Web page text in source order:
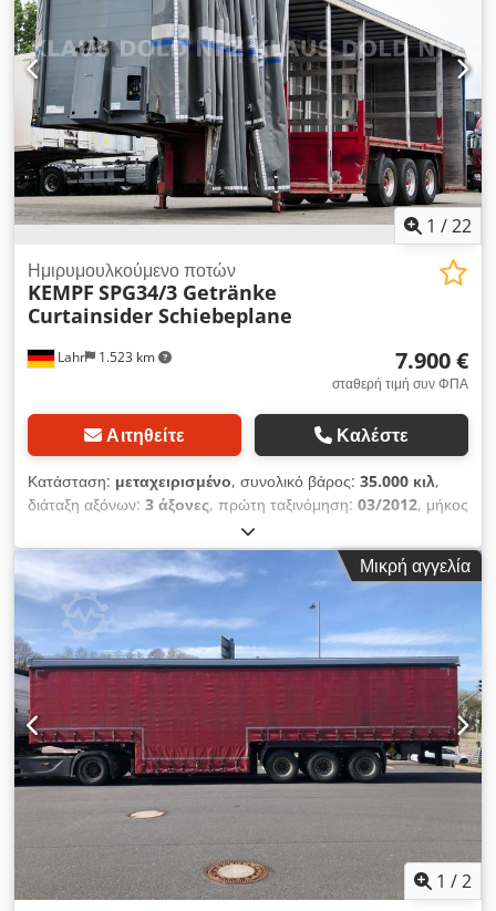
1 /22
Lahr 1.523 km
Ημιρυμουλκούμενο ποτών
KEMPF SPG34/3 Getränke
Curtainsider Schiebeplane
7.900 €
σταθερή τιμή συν ΦΠΑ
Αιτηθείτε Καλέστε
Κατάσταση: μεταχειρισμένο, συνολικό βάρος: 35.000 κιλ,
διάταξη αξόνων: 3 άξονες, πρώτη ταξινόμηση: 03/2012, μήκος
, πλάτος χώρου φόρτωσης:
2.480 χιλ., ύψος χώρου φόρτωσης:3.500 χιλ., όγκος χώρου
φόρτωσης:121 m³, Εξοπλισμός: ABS
, Kempf SPG34/3
Κουρτινόφορο μεταφοράς ποτών με συρόμενη τέντα
(Curtainsider) Εσωτερικός αριθμός για ερωτήσεις: 0526424 *
Κατάσταση: πολύ καλή * Επιτρεπτό μικτό βάρος: 35,00 t *
Πρώτη κυκλοφορία: 03/2012 * ABS * EBS Chjdpfxey Nulmj
Alcja * 3 άξονες με αερανάρτηση * Άξονες BPW * Δισκόφρενα
* Συρόμενη οροφή/κουρτινόφορο (Curtainsider) Διαστάσεις
χώρου φόρτωσης: Μήκος: 13.600 mm * Πλάτος: 2.480 mm *
Ύψος: 3.500 mm Ελαστικά: 1ος άξονας: 385/65 R 22,5 30%
αεροανάρτηση 2ος άξονας: 385/65 R 22,5 30% αεροανάρτηση
3ος άξονας: 385/65 R 22,5 30% αεροανάρτηση ----Τιμή: 7.900
EUR + 19% ΦΠΑ Για περισσότερες πληροφορίες μπορείτε να
επικοινωνήσετε μαζί μας στα παρακάτω τηλέφωνα: * Μιλάμε:
Γερμανικά, Αγγλικά, Γαλλικά, Πολωνικά και ???? Λάθη,
τυπογραφικά και ενδιάμεση πώληση επιφυλάσσονται.
Μικρή αγγελία
1 /2